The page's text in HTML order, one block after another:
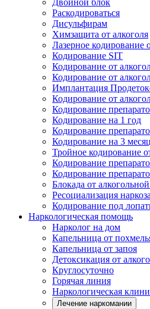
Двойной блок
Раскодироваться
Дисульфирам
Химзащита от алкоголя
Лазерное кодирование
Кодирование SIT
Кодирование от
Кодирование от
Имплантация
Кодирование от
Кодирование
Кодирование на 1 год
Кодирование
Кодирование на 3
Тройное кодирование
Кодирование
Кодирование
Блокада от
Ресоциализация
Кодирование под
Наркологическая помощь
Нарколог на дом
Капельница от
Капельница от запоя
Детоксикация от
Круглосуточно
Горячая линия
Наркологическая
Лечение наркомании